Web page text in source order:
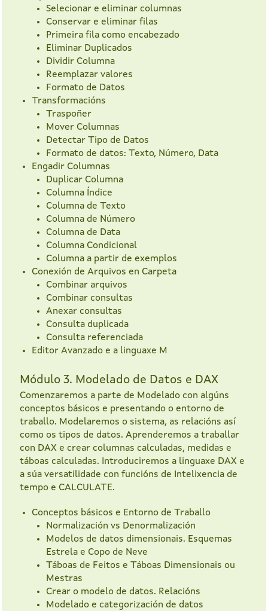
Selecionar e eliminar columnas
Conservar e eliminar filas
Primeira fila como encabezado
Eliminar Duplicados
Dividir Columna
Reemplazar valores
Formato de Datos
Transformacións
Traspoñer
Mover Columnas
Detectar Tipo de Datos
Formato de datos: Texto, Número, Data
Engadir Columnas
Duplicar Columna
Columna Índice
Columna de Texto
Columna de Número
Columna de Data
Columna Condicional
Columna a partir de exemplos
Conexión de Arquivos en Carpeta
Combinar arquivos
Combinar consultas
Anexar consultas
Consulta duplicada
Consulta referenciada
Editor Avanzado e a linguaxe M
Módulo 3. Modelado de Datos e DAX
Comenzaremos a parte de Modelado con algúns
conceptos básicos e presentando o entorno de
traballo. Modelaremos o sistema, as relacións así
como os tipos de datos. Aprenderemos a traballar
con DAX e crear columnas calculadas, medidas e
táboas calculadas. Introduciremos a linguaxe DAX e
a súa versatilidade con funcións de Intelixencia de
tempo e CALCULATE.
Conceptos básicos e Entorno de Traballo
Normalización vs Denormalización
Modelos de datos dimensionais. Esquemas
Estrela e Copo de Neve
Táboas de Feitos e Táboas Dimensionais ou
Mestras
Crear o modelo de datos. Relacións
Modelado e categorización de datos